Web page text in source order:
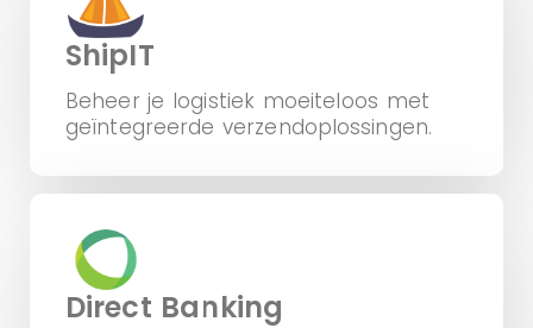
ShipIT
Beheer je logistiek moeiteloos met
geïntegreerde verzendoplossingen.
Direct Banking